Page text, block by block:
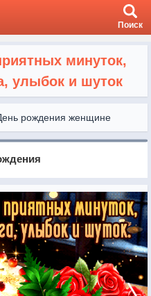
Поиск
минуток,
улыбок и шуток
рождения женщине